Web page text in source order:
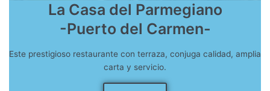
La Casa del Parmegiano
-Puerto del Carmen-
Este prestigioso restaurante con terraza, conjuga calidad, amplia
carta y servicio.